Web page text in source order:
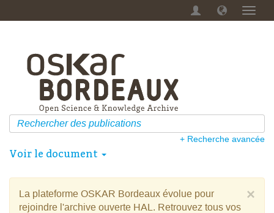
Menu
+ Recherche avancée
Voir le document
×
La plateforme OSKAR Bordeaux évolue pour
rejoindre l'archive ouverte HAL. Retrouvez tous vos